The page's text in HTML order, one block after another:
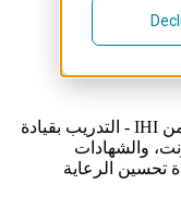
عزز تأثيرك من خلال التعلم المعتمد من IHI - التدريب بقيادة
والشهادات
تحسين الرعاية